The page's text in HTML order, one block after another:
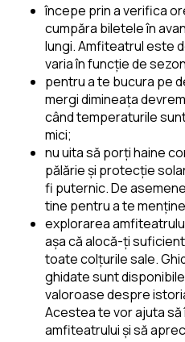
începe prin a verifica
cumpăra biletele în
lungi. Amfiteatrul este
varia în funcție de
pentru a te bucura pe
mergi dimineața
când temperaturile
mici;
nu uita să porți haine
pălărie și protecție
fi puternic. De
tine pentru a te
explorarea
așa că alocă-ți
toate colțurile sale.
ghidate sunt
valoroase despre
Acestea te vor ajuta
amfiteatrului și să